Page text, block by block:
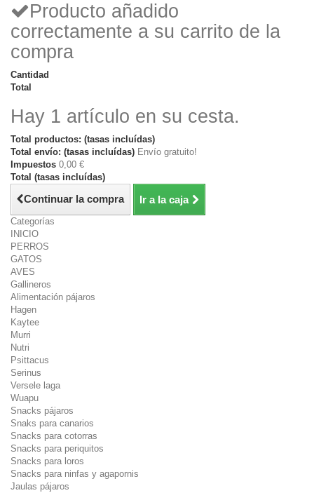
Producto añadido
correctamente a su carrito de la
compra
Cantidad
Total
Hay 1 artículo en su cesta.
Total productos: (tasas incluídas)
Total envío: (tasas incluídas) Envío gratuito!
Impuestos 0,00 €
Total (tasas incluídas)
Continuar la compra Ir a la caja
Categorías
INICIO
PERROS
GATOS
AVES
Gallineros
Alimentación pájaros
Hagen
Kaytee
Murri
Nutri
Psittacus
Serinus
Versele laga
Wuapu
Snacks pájaros
Snaks para canarios
Snacks para cotorras
Snacks para periquitos
Snacks para loros
Snacks para ninfas y agapornis
Jaulas pájaros